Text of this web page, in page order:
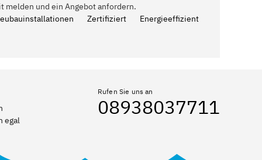
melden und ein Angebot anfordern.
Zertifiziert Energieeffizient
egal
Rufen Sie uns an
08938037711